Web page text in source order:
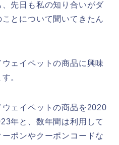
先日も私の知り合いがダ
とについて聞いてきたん
ェイペットの商品に興味
。
ェイペットの商品を2020
年と、数年間は利用して
ポンやクーポンコードな